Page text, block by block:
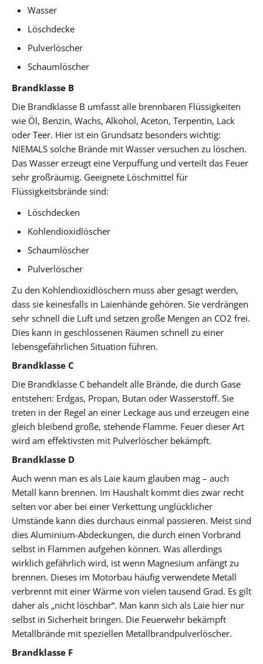
Wasser
Löschdecke
Pulverlöscher
Schaumlöscher
Brandklasse B
Die Brandklasse B umfasst alle brennbaren Flüssigkeiten
wie Öl, Benzin, Wachs, Alkohol, Aceton, Terpentin, Lack
oder Teer. Hier ist ein Grundsatz besonders wichtig:
NIEMALS solche Brände mit Wasser versuchen zu löschen.
Das Wasser erzeugt eine Verpuffung und verteilt das Feuer
sehr großräumig. Geeignete Löschmittel für
Flüssigkeitsbrände sind:
Löschdecken
Kohlendioxidlöscher
Schaumlöscher
Pulverlöscher
Zu den Kohlendioxidlöschern muss aber gesagt werden,
dass sie keinesfalls in Laienhände gehören. Sie verdrängen
sehr schnell die Luft und setzen große Mengen an CO2 frei.
Dies kann in geschlossenen Räumen schnell zu einer
lebensgefährlichen Situation führen.
Brandklasse C
Die Brandklasse C behandelt alle Brände, die durch Gase
entstehen: Erdgas, Propan, Butan oder Wasserstoff. Sie
treten in der Regel an einer Leckage aus und erzeugen eine
gleich bleibend große, stehende Flamme. Feuer dieser Art
wird am effektivsten mit Pulverlöscher bekämpft.
Brandklasse D
Auch wenn man es als Laie kaum glauben mag – auch
Metall kann brennen. Im Haushalt kommt dies zwar recht
selten vor aber bei einer Verkettung unglücklicher
Umstände kann dies durchaus einmal passieren. Meist sind
dies Aluminium-Abdeckungen, die durch einen Vorbrand
selbst in Flammen aufgehen können. Was allerdings
wirklich gefährlich wird, ist wenn Magnesium anfängt zu
brennen. Dieses im Motorbau häufig verwendete Metall
verbrennt mit einer Wärme von vielen tausend Grad. Es gilt
daher als „nicht löschbar“. Man kann sich als Laie hier nur
selbst in Sicherheit bringen. Die Feuerwehr bekämpft
Metallbrände mit speziellen Metallbrandpulverlöscher.
Brandklasse F